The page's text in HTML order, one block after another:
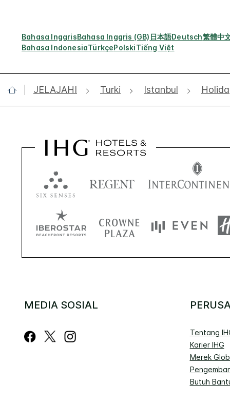
Bahasa InggrisBahasa Inggris (GB) 日本語Deutsch繁體中
Bahasa IndonesiaTürkçePolskiTiếng Việt
JELAJAHI Turki Istanbul
MEDIA SOSIAL
Tentang
Karier IHG
Merek
Butuh